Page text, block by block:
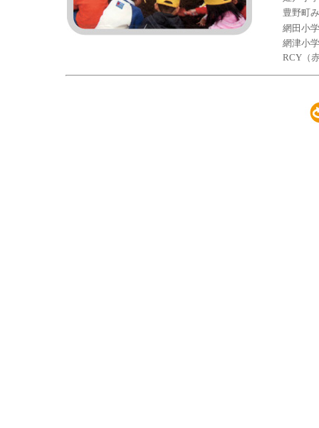
豊野町
網田小
網津小
RCY（